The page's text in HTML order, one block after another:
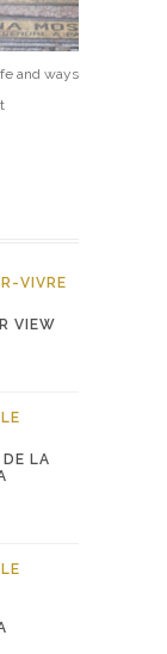
and ways
VIVRE
VIEW
LA